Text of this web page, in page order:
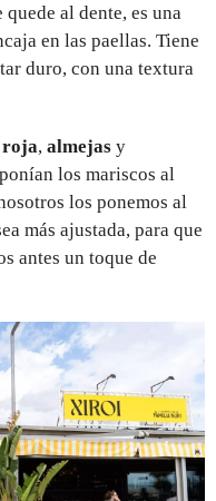
al dente, es una
en las paellas. Tiene
duro, con una textura
roja, almejas y
los mariscos al
los ponemos al
más ajustada, para que
antes un toque de